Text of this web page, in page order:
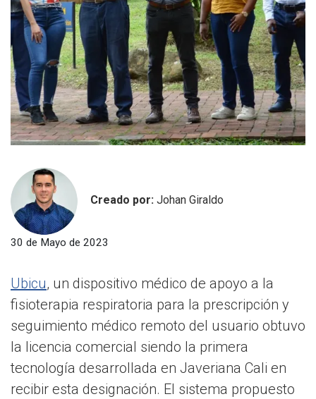
Creado por: Johan Giraldo
30 de Mayo de 2023
Ubicu, un dispositivo médico de apoyo a la
fisioterapia respiratoria para la prescripción y
seguimiento médico remoto del usuario obtuvo
la licencia comercial siendo la primera
tecnología desarrollada en Javeriana Cali en
recibir esta designación. El sistema propuesto